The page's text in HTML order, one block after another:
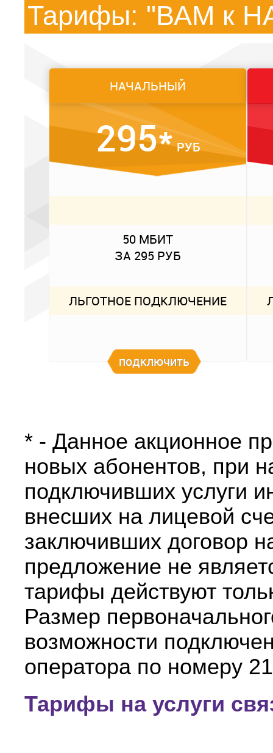
Тарифы: "ВАМ к
НАЧАЛЬНЫЙ
295*РУБ
50 МБИТ
ЗА 295 РУБ
ЛЬГОТНОЕ ПОДКЛЮЧЕНИЕ
подключить
* - Данное акционное
новых абонентов, при
подключивших услуги
внесших на лицевой
заключивших договор
предложение не
тарифы действуют
Размер
возможности
оператора по номеру
Тарифы на услуги